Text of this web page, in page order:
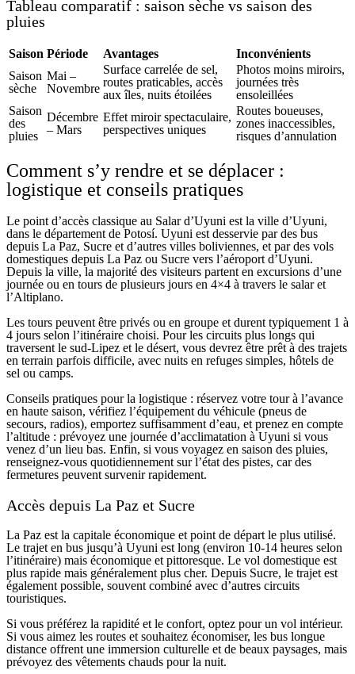
Tableau comparatif : saison sèche vs saison des
pluies
Saison Période Avantages
Inconvénients
Saison
sèche
Mai –
Novembre
Surface carrelée de sel,
routes praticables, accès
aux îles, nuits étoilées
Photos moins miroirs,
journées très
ensoleillées
Saison
des
pluies
Décembre
– Mars
Effet miroir spectaculaire,
perspectives uniques
Routes boueuses,
zones inaccessibles,
risques d’annulation
Comment s’y rendre et se déplacer :
logistique et conseils pratiques
Le point d’accès classique au Salar d’Uyuni est la ville d’Uyuni,
dans le département de Potosí. Uyuni est desservie par des bus
depuis La Paz, Sucre et d’autres villes boliviennes, et par des vols
domestiques depuis La Paz ou Sucre vers l’aéroport d’Uyuni.
Depuis la ville, la majorité des visiteurs partent en excursions d’une
journée ou en tours de plusieurs jours en 4×4 à travers le salar et
l’Altiplano.
Les tours peuvent être privés ou en groupe et durent typiquement 1 à
4 jours selon l’itinéraire choisi. Pour les circuits plus longs qui
traversent le sud-Lipez et le désert, vous devrez être prêt à des trajets
en terrain parfois difficile, avec nuits en refuges simples, hôtels de
sel ou camps.
Conseils pratiques pour la logistique : réservez votre tour à l’avance
en haute saison, vérifiez l’équipement du véhicule (pneus de
secours, radios), emportez suffisamment d’eau, et prenez en compte
l’altitude : prévoyez une journée d’acclimatation à Uyuni si vous
venez d’un lieu bas. Enfin, si vous voyagez en saison des pluies,
renseignez-vous quotidiennement sur l’état des pistes, car des
fermetures peuvent survenir rapidement.
Accès depuis La Paz et Sucre
La Paz est la capitale économique et point de départ le plus utilisé.
Le trajet en bus jusqu’à Uyuni est long (environ 10-14 heures selon
l’itinéraire) mais économique et pittoresque. Le vol domestique est
plus rapide mais généralement plus cher. Depuis Sucre, le trajet est
également possible, souvent combiné avec d’autres circuits
touristiques.
Si vous préférez la rapidité et le confort, optez pour un vol intérieur.
Si vous aimez les routes et souhaitez économiser, les bus longue
distance offrent une immersion culturelle et de beaux paysages, mais
prévoyez des vêtements chauds pour la nuit.